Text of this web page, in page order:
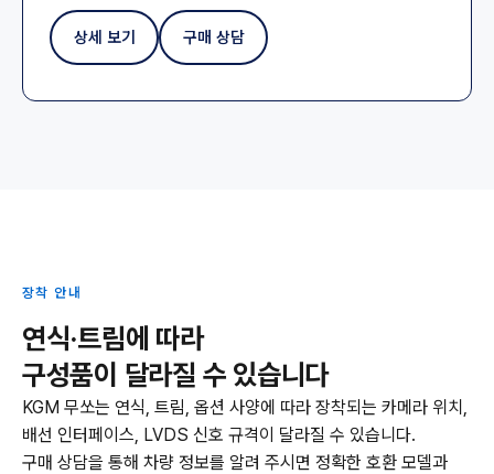
상세 보기 구매 상담
장착 안내
연식·트림에 따라
구성품이 달라질 수 있습니다
KGM 무쏘는 연식, 트림, 옵션 사양에 따라 장착되는 카메라 위치,
배선 인터페이스, LVDS 신호 규격이 달라질 수 있습니다.
구매 상담을 통해 차량 정보를 알려 주시면 정확한 호환 모델과